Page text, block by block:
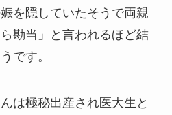
を隠していたそうで両親
勘当」と言われるほど結
です。
は極秘出産され医大生と